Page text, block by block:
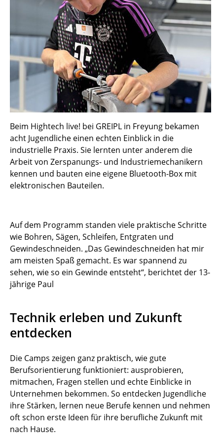
Beim Hightech live! bei GREIPL in Freyung bekamen
acht Jugendliche einen echten Einblick in die
industrielle Praxis. Sie lernten unter anderem die
Arbeit von Zerspanungs- und Industriemechanikern
kennen und bauten eine eigene Bluetooth-Box mit
elektronischen Bauteilen.
Auf dem Programm standen viele praktische Schritte
wie Bohren, Sägen, Schleifen, Entgraten und
Gewindeschneiden. „Das Gewindeschneiden hat mir
am meisten Spaß gemacht. Es war spannend zu
sehen, wie so ein Gewinde entsteht“, berichtet der 13-
jährige Paul
Technik erleben und Zukunft
entdecken
Die Camps zeigen ganz praktisch, wie gute
Berufsorientierung funktioniert: ausprobieren,
mitmachen, Fragen stellen und echte Einblicke in
Unternehmen bekommen. So entdecken Jugendliche
ihre Stärken, lernen neue Berufe kennen und nehmen
oft schon erste Ideen für ihre berufliche Zukunft mit
nach Hause.